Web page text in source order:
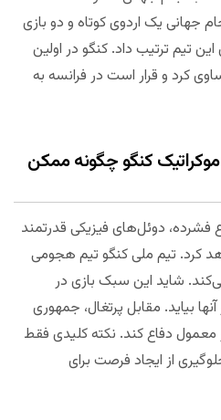
جهانی یک اردوی کوتاه و دو بازی
تیم ترتیب داد. کنگو در اولین
کرد و قرار است در فرانسه به
کنگو چگونه ممکن
فشرده، دوئل‌های فیزیکی قدرتمند
کرد. تیم ملی کنگو تیم هجومی
شاید این سبک بازی در
بیاید. مقابل پرتغال، جمهوری
معمول دفاع کند. نکته کلیدی فقط
از ایجاد فرصت برای